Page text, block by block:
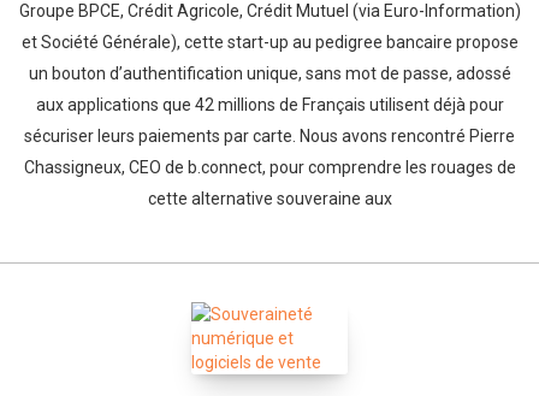
Groupe BPCE, Crédit Agricole, Crédit Mutuel (via Euro-Information)
et Société Générale), cette start-up au pedigree bancaire propose
un bouton d’authentification unique, sans mot de passe, adossé
aux applications que 42 millions de Français utilisent déjà pour
sécuriser leurs paiements par carte. Nous avons rencontré Pierre
Chassigneux, CEO de b.connect, pour comprendre les rouages de
cette alternative souveraine aux